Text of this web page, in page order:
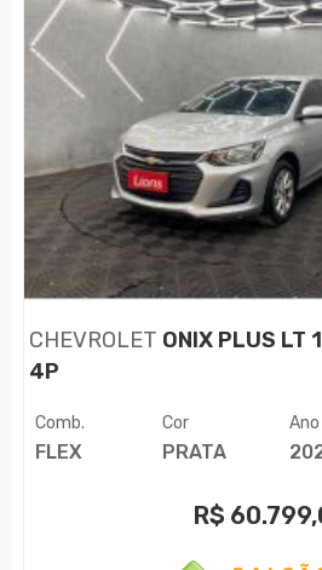
CHEVROLET ONIX PLUS LT
4P
Comb.
FLEX
Cor
PRATA
Ano
R$